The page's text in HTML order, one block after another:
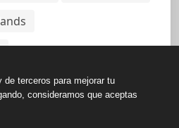
terceros para mejorar tu
consideramos que aceptas